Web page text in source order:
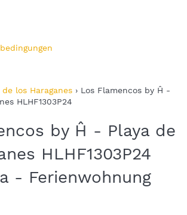
de los Haraganes › Los Flamencos by Ĥ -
HLHF1303P24
by Ĥ - Playa de
HLHF1303P24
- Ferienwohnung